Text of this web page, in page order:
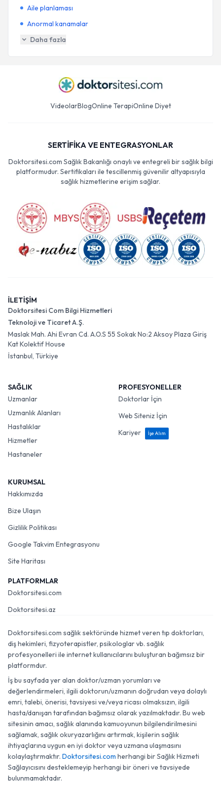
Aile planlaması
Anormal kanamalar
Daha fazla
VideolarBlogOnline TerapiOnline Diyet
SERTİFİKA VE ENTEGRASYONLAR
Doktorsitesi.com Sağlık Bakanlığı onaylı ve entegreli bir sağlık bilgi
platformudur. Sertifikaları ile tescillenmiş güvenilir altyapısıyla
sağlık hizmetlerine erişim sağlar.
İLETİŞİM
Doktorsitesi Com Bilgi Hizmetleri
Teknoloji ve Ticaret A.Ş.
Maslak Mah. Ahi Evran Cd. A.O.S 55 Sokak No:2 Aksoy Plaza Giriş
Kat Kolektif House
İstanbul, Türkiye
SAĞLIK
Uzmanlar
Uzmanlık Alanları
Hastalıklar
Hizmetler
Hastaneler
PROFESYONELLER
Doktorlar İçin
Web Siteniz İçin
Kariyer
İşe Alım
KURUMSAL
Hakkımızda
Bize Ulaşın
Gizlilik Politikası
Google Takvim Entegrasyonu
Site Haritası
PLATFORMLAR
Doktorsitesi.com
Doktorsitesi.az
Doktorsitesi.com sağlık sektöründe hizmet veren tıp doktorları,
diş hekimleri, fizyoterapistler, psikologlar vb. sağlık
profesyonelleri ile internet kullanıcılarını buluşturan bağımsız bir
platformdur.
İş bu sayfada yer alan doktor/uzman yorumları ve
değerlendirmeleri, ilgili doktorun/uzmanın doğrudan veya dolaylı
emri, talebi, önerisi, tavsiyesi ve/veya ricası olmaksızın, ilgili
hasta/danışan tarafından bağımsız olarak yazılmaktadır. Bu web
sitesinin amacı, sağlık alanında kamuoyunun bilgilendirilmesini
sağlamak, sağlık okuryazarlığını artırmak, kişilerin sağlık
ihtiyaçlarına uygun en iyi doktor veya uzmana ulaşmasını
kolaylaştırmaktır. Doktorsitesi.com herhangi bir Sağlık Hizmeti
Sağlayıcısını desteklemeyip herhangi bir öneri ve tavsiyede
bulunmamaktadır.